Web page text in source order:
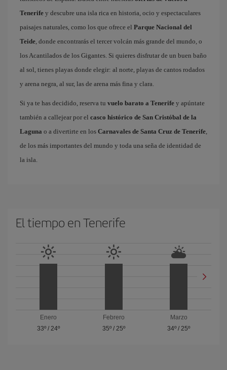
Tenerife y descubre una isla rica en historia, ocio y espectaculares
paisajes naturales, como los que ofrece el Parque Nacional del
Teide, donde encontrarás el tercer volcán más grande del mundo, o
los Acantilados de los Gigantes. Si quieres disfrutar de un buen baño
al sol, tienes playas donde elegir: al norte, playas de cantos rodados
y arena negra, al sur, las de arena más fina y clara.
Si ya te has decidido, reserva tu vuelo barato a Tenerife y apúntate
también a callejear por el casco histórico de San Cristóbal de la
Laguna o a divertirte en los Carnavales de Santa Cruz de Tenerife,
de los más importantes del mundo y toda una seña de identidad de
la isla.
El tiempo en Tenerife
Enero
33º/ 24º
Febrero
35º/ 25º
Marzo
34º /25º